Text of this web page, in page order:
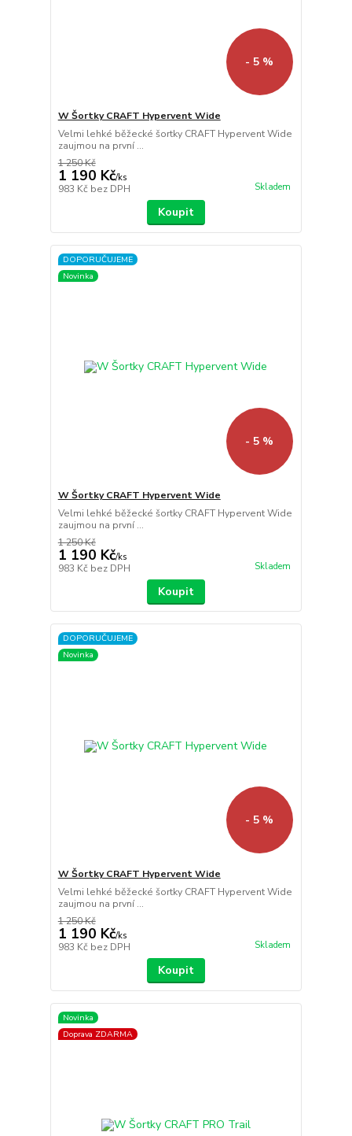
- 5 %
W Šortky CRAFT Hypervent Wide
Velmi lehké běžecké šortky CRAFT Hypervent Wide
zaujmou na první ...
1 250 Kč
1 190 Kč/ks
983 Kč bez DPH Skladem
Koupit
DOPORUČUJEME
Novinka
- 5 %
W Šortky CRAFT Hypervent Wide
Velmi lehké běžecké šortky CRAFT Hypervent Wide
zaujmou na první ...
1 250 Kč
1 190 Kč/ks
983 Kč bez DPH Skladem
Koupit
DOPORUČUJEME
Novinka
- 5 %
W Šortky CRAFT Hypervent Wide
Velmi lehké běžecké šortky CRAFT Hypervent Wide
zaujmou na první ...
1 250 Kč
1 190 Kč/ks
983 Kč bez DPH Skladem
Koupit
Novinka
Doprava ZDARMA